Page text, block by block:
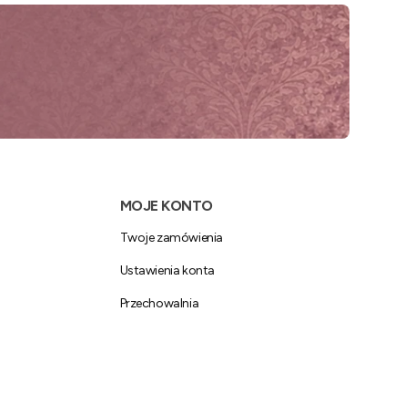
MOJE KONTO
Twoje zamówienia
Ustawienia konta
Przechowalnia